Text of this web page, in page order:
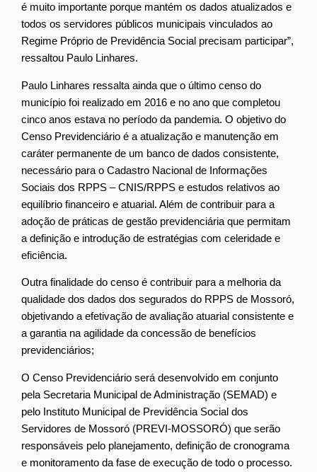
é muito importante porque mantém os dados atualizados e
todos os servidores públicos municipais vinculados ao
Regime Próprio de Previdência Social precisam participar”,
ressaltou Paulo Linhares.
Paulo Linhares ressalta ainda que o último censo do
município foi realizado em 2016 e no ano que completou
cinco anos estava no período da pandemia. O objetivo do
Censo Previdenciário é a atualização e manutenção em
caráter permanente de um banco de dados consistente,
necessário para o Cadastro Nacional de Informações
Sociais dos RPPS – CNIS/RPPS e estudos relativos ao
equilíbrio financeiro e atuarial. Além de contribuir para a
adoção de práticas de gestão previdenciária que permitam
a definição e introdução de estratégias com celeridade e
eficiência.
Outra finalidade do censo é contribuir para a melhoria da
qualidade dos dados dos segurados do RPPS de Mossoró,
objetivando a efetivação de avaliação atuarial consistente e
a garantia na agilidade da concessão de benefícios
previdenciários;
O Censo Previdenciário será desenvolvido em conjunto
pela Secretaria Municipal de Administração (SEMAD) e
pelo Instituto Municipal de Previdência Social dos
Servidores de Mossoró (PREVI-MOSSORÓ) que serão
responsáveis pelo planejamento, definição de cronograma
e monitoramento da fase de execução de todo o processo.